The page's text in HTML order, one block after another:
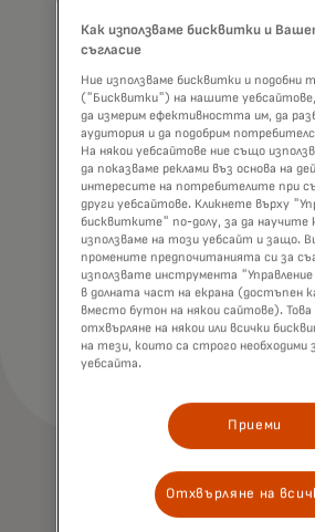
Как използваме бисквитки и
съгласие
Ние използваме бисквитки и подобни
("Бисквитки") на нашите уебсайтове,
да измерим ефективността им, да
аудитория и да подобрим
На някои уебсайтове ние също
да показваме реклами въз основа на
интересите на потребителите при
други уебсайтове. Кликнете върху
бисквитките" по-долу, за да научите
използваме на този уебсайт и защо.
промените предпочитанията си за
използвате инструмента
в долната част на екрана (достъпен
вместо бутон на някои сайтове). Това
отхвърляне на някои или всички
на тези, които са строго необходими
уебсайта.
Приеми
Отхвърляне на